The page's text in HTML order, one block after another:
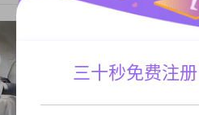
年龄：41
三十秒免费注